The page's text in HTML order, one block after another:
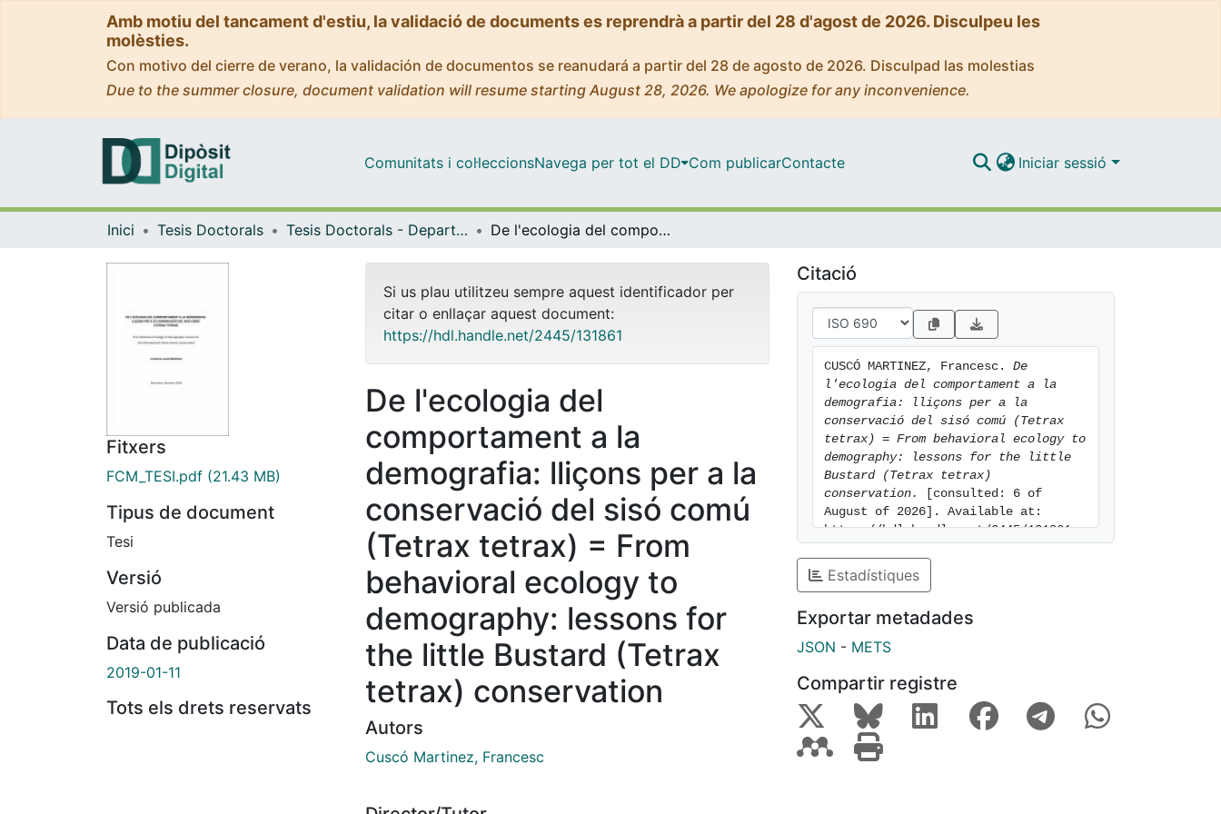
Amb motiu del tancament d'estiu, la validació de documents es reprendrà a partir del 28 d'agost de 2026. Disculpeu les
molèsties.
Con motivo del cierre de verano, la validación de documentos se reanudará a partir del 28 de agosto de 2026. Disculpad las molestias
Due to the summer closure, document validation will resume starting August 28, 2026. We apologize for any inconvenience.
Comunitats i col·leccionsNavega per tot el DD Com publicarContacte Iniciar sessió
Inici Tesis Doctorals Tesis Doctorals - Departament - Biologia Evolutiva, Ecologia i Ciències Ambientals De l'ecologia del comportament a la demografia: lliçons per a la conservació del sisó comú (Tetrax tetrax) = From behavioral ecology to demography: lessons for the little Bustard (Tetrax tetrax) conservation
Fitxers
FCM_TESI.pdf (21.43 MB)
Tipus de document
Tesi
Versió
Versió publicada
Data de publicació
2019-01-11
Tots els drets reservats
Si us plau utilitzeu sempre aquest identificador per
citar o enllaçar aquest document:
https://hdl.handle.net/2445/131861
De l'ecologia del
comportament a la
demografia: lliçons per a la
conservació del sisó comú
(Tetrax tetrax) = From
behavioral ecology to
demography: lessons for
the little Bustard (Tetrax
tetrax) conservation
Autors
Cuscó Martinez, Francesc
Citació
CUSCÓ MARTINEZ, Francesc. De
l'ecologia del comportament a la
demografia: lliçons per a la
conservació del sisó comú (Tetrax
tetrax) = From behavioral ecology to
demography: lessons for the little
Bustard (Tetrax tetrax)
conservation.
[consulted: 6 of
August of 2026]. Available at:
https://hdl.handle.net/2445/131861
Estadístiques
Exportar metadades
JSON - METS
Compartir registre